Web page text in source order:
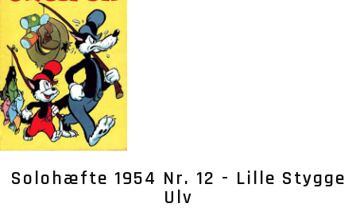
Solohæfte 1954 Nr. 12 - Lille Stygge
Ulv